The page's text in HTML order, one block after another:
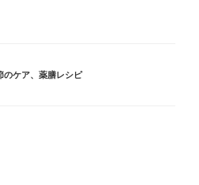
のケア、 薬膳レシピ